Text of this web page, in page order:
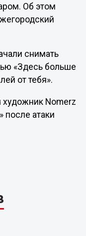
Об этом
снимать
«Здесь больше
от тебя».
художник Nomerz
после атаки